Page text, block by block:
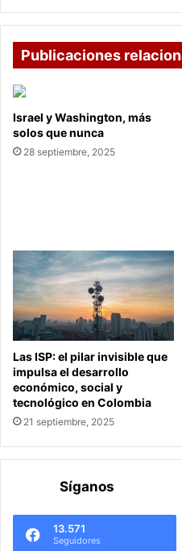
Publicaciones
Israel y Washington, más
solos que nunca
28 septiembre, 2025
Las ISP: el pilar invisible que
impulsa el desarrollo
económico, social y
tecnológico en Colombia
21 septiembre, 2025
Síganos
13.571
Seguidores